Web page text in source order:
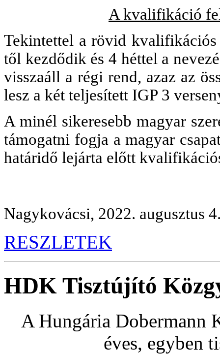
A kvalifikáció
Tekintettel a rövid
től kezdődik és 4 héttel a
visszaáll a régi rend, azaz az
lesz a két teljesített IGP 3
A minél sikeresebb magyar
támogatni fogja a magyar
határidő lejárta előtt
Nagykovácsi, 2022. augusztus
RESZLETEK
HDK Tisztújító
A Hungária Dobermann
éves, egyben